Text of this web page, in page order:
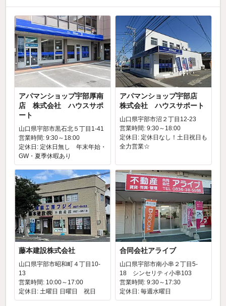
アパマンショップ宇部厚南
店 株式会社 ハウスサポ
ート
山口県宇部市黒石北５丁目1-41
営業時間: 9:30～18:00
定休日: 定休日無し 年末年始・
GW・夏季休暇あり
アパマンショップ宇部店
株式会社 ハウスサポート
山口県宇部市沼２丁目12-23
営業時間: 9:30～18:00
定休日: 定休日なし！土日祝日も
全力営業☆
藤本建設株式会社
山口県宇部市昭和町４丁目10-
13
営業時間: 10:00～17:00
定休日: 土曜日 日曜日 祝日
合同会社アライブ
山口県宇部市南小串２丁目5-
18 シンセリティ小串103
営業時間: 9:30～17:30
定休日: 毎週水曜日